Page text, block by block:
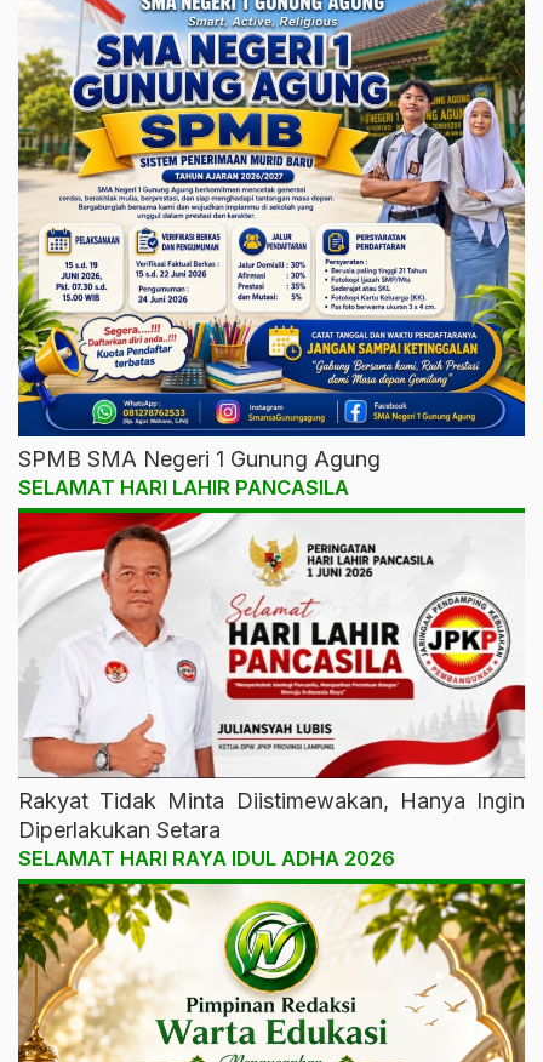
SPMB SMA Negeri 1 Gunung Agung
SELAMAT HARI LAHIR PANCASILA
Rakyat Tidak Minta Diistimewakan, Hanya Ingin
Diperlakukan Setara
SELAMAT HARI RAYA IDUL ADHA 2026